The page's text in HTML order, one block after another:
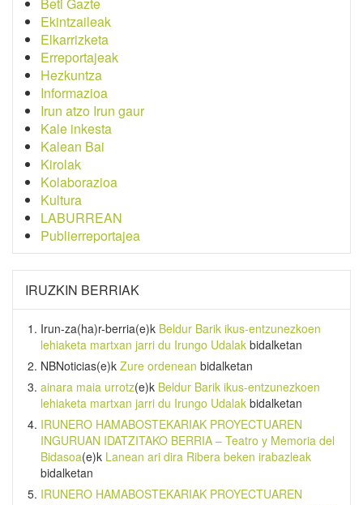
Ekintzaileak
Elkarrizketa
Erreportajeak
Hezkuntza
Informazioa
Irun atzo Irun gaur
Kale inkesta
Kalean Bai
Kirolak
Kolaborazioa
Kultura
LABURREAN
Publierreportajea
IRUZKIN BERRIAK
Irun-za(ha)r-berria(e)k Beldur Barik ikus-entzunezkoen
lehiaketa martxan jarri du Irungo Udalak bidalketan
NBNoticias(e)k Zure ordenean bidalketan
ainara maia urrotz(e)k Beldur Barik ikus-entzunezkoen
lehiaketa martxan jarri du Irungo Udalak bidalketan
IRUNERO HAMABOSTEKARIAK PROYECTUAREN
INGURUAN IDATZITAKO BERRIA – Teatro y Memoria del
Bidasoa(e)k Lanean ari dira Ribera beken irabazleak
bidalketan
IRUNERO HAMABOSTEKARIAK PROYECTUAREN